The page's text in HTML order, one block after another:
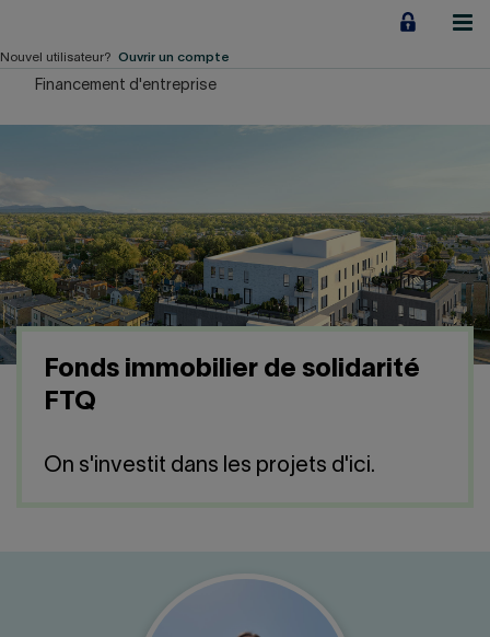
contenu
Financement d'entreprise
Notre Impact
À propos
Nouvel utilisateur? Ouvrir un compte
Financement d'entreprise
Fonds immobilier de solidarité
FTQ
On s'investit dans les projets d'ici.